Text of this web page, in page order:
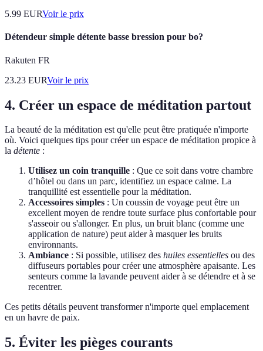
5.99 EURVoir le prix
Détendeur simple détente basse bression pour bo?
Rakuten FR
23.23 EURVoir le prix
4. Créer un espace de méditation partout
La beauté de la méditation est qu'elle peut être pratiquée n'importe
où. Voici quelques tips pour créer un espace de méditation propice à
la détente :
Utilisez un coin tranquille : Que ce soit dans votre chambre
d’hôtel ou dans un parc, identifiez un espace calme. La
tranquillité est essentielle pour la méditation.
Accessoires simples : Un coussin de voyage peut être un
excellent moyen de rendre toute surface plus confortable pour
s'asseoir ou s'allonger. En plus, un bruit blanc (comme une
application de nature) peut aider à masquer les bruits
environnants.
Ambiance : Si possible, utilisez des huiles essentielles ou des
diffuseurs portables pour créer une atmosphère apaisante. Les
senteurs comme la lavande peuvent aider à se détendre et à se
recentrer.
Ces petits détails peuvent transformer n'importe quel emplacement
en un havre de paix.
5. Éviter les pièges courants